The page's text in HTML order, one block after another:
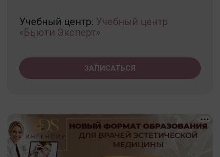
Учебный центр: Учебный центр
«Бьюти Эксперт»
ЗАПИСАТЬСЯ